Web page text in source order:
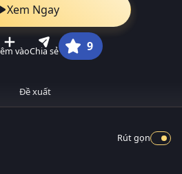
Xem Ngay
vàoChia sẻ 9
Đề xuất
Rút gọn